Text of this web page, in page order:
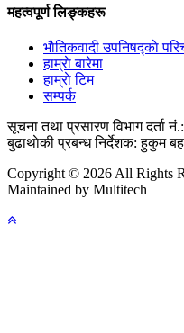
महत्वपूर्ण लिङ्कहरू
भाैतिकवादी उपनिषद्काे
हाम्राे बारेमा
हाम्राे टिम
सम्पर्क
सूचना तथा प्रसारण विभाग दर्ता
बुढाथाेकी प्रबन्ध निर्देशक: हुकुम
Copyright © 2026 All Rights
Maintained by Multitech